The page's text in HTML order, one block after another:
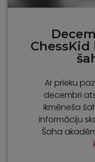
ChessKid
Ar prieku
decembri
ikmēneša
informāciju
Šaha